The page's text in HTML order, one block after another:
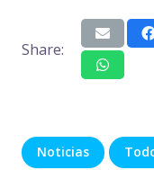
Share:
Noticias